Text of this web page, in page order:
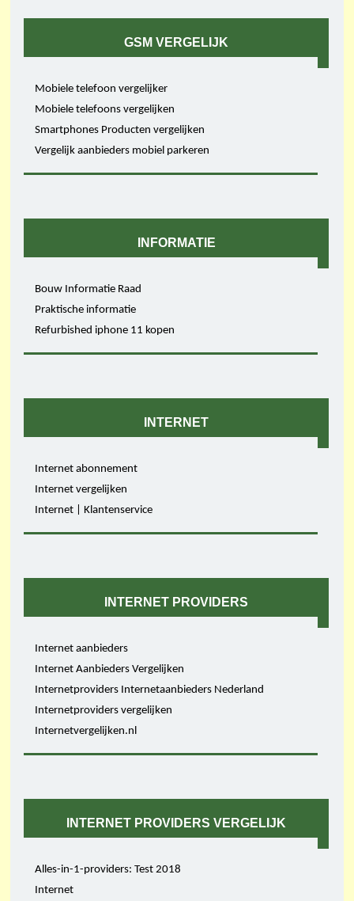
GSM VERGELIJK
Mobiele telefoon vergelijker
Mobiele telefoons vergelijken
Smartphones Producten vergelijken
Vergelijk aanbieders mobiel parkeren
INFORMATIE
Bouw Informatie Raad
Praktische informatie
Refurbished iphone 11 kopen
INTERNET
Internet abonnement
Internet vergelijken
Internet | Klantenservice
INTERNET PROVIDERS
Internet aanbieders
Internet Aanbieders Vergelijken
Internetproviders Internetaanbieders Nederland
Internetproviders vergelijken
Internetvergelijken.nl
INTERNET PROVIDERS VERGELIJK
Alles-in-1-providers: Test 2018
Internet